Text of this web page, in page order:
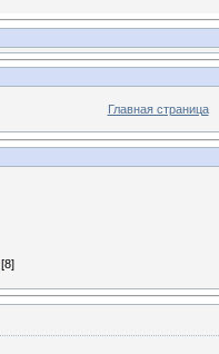
Главная страница
[8]